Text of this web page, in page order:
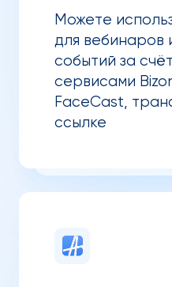
Можете
для вебинаров
событий за
сервисами
FaceCast,
ссылке